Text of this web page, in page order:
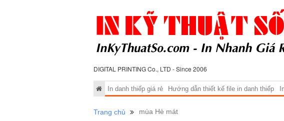
DIGITAL PRINTING Co., LTD - Since 2006
In danh thiếp giá rẻ Hướng dẫn thiết kế file in danh thiếp
Trang chủ mùa Hè mát